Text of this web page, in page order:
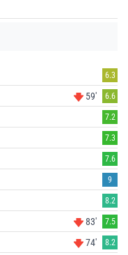
6.3
59' 6.6
7.2
7.3
7.6
9
8.2
83' 7.5
74' 8.2